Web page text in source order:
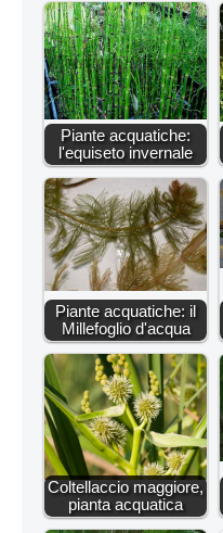
Piante acquatiche:
l'equiseto invernale
Piante acquatiche: il
Millefoglio d'acqua
Coltellaccio maggiore,
pianta acquatica